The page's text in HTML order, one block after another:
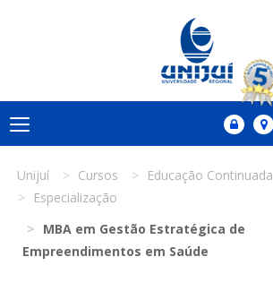
Unijuí Cursos
Educação Continuada
Especialização
MBA em Gestão Estratégica de
Empreendimentos em Saúde